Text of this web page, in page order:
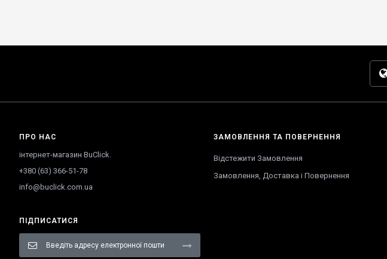
ПРО НАС
інтернет-магазин BuClick.
+380 (63) 366-51-78
info@buclick.com.ua
ПІДПИСАТИСЯ
ЗАМОВЛЕННЯ ТА ПОВЕРНЕННЯ
Відстежити Замовлення
Замовлення, Доставка і Повернення